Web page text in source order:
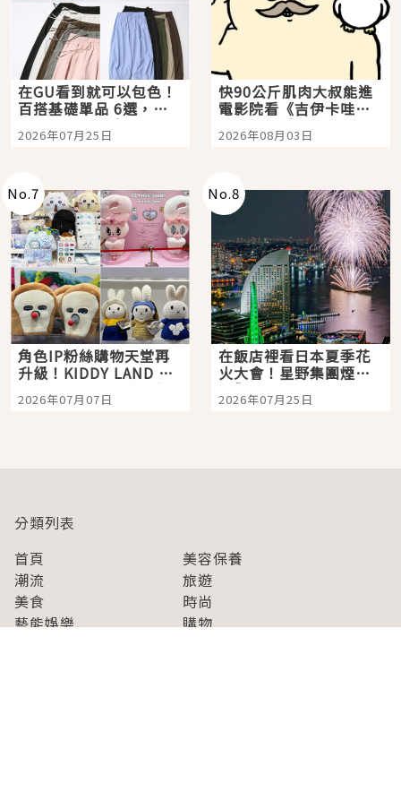
在GU看到就可以包色！
百搭基礎單品 6選，閉
眼全收也不心疼
2026年07月25日
快90公斤肌肉大叔能進
電影院看《吉伊卡哇》
嗎？日本重金屬樂團
「打首」會長與nagano
2026年08月03日
No.7
角色IP粉絲購物天堂再
升級！KIDDY LAND 原
宿店吉伊卡哇迎客，新
開幕 OMOKADO 店3分
2026年07月07日
No.8
在飯店裡看日本夏季花
火大會！星野集團煙火
景觀飯店6選，讓你不用
人擠人悠閒欣賞
2026年07月25日
分類列表
首頁
美容保養
潮流
旅遊
美食
時尚
藝能娛樂
購物